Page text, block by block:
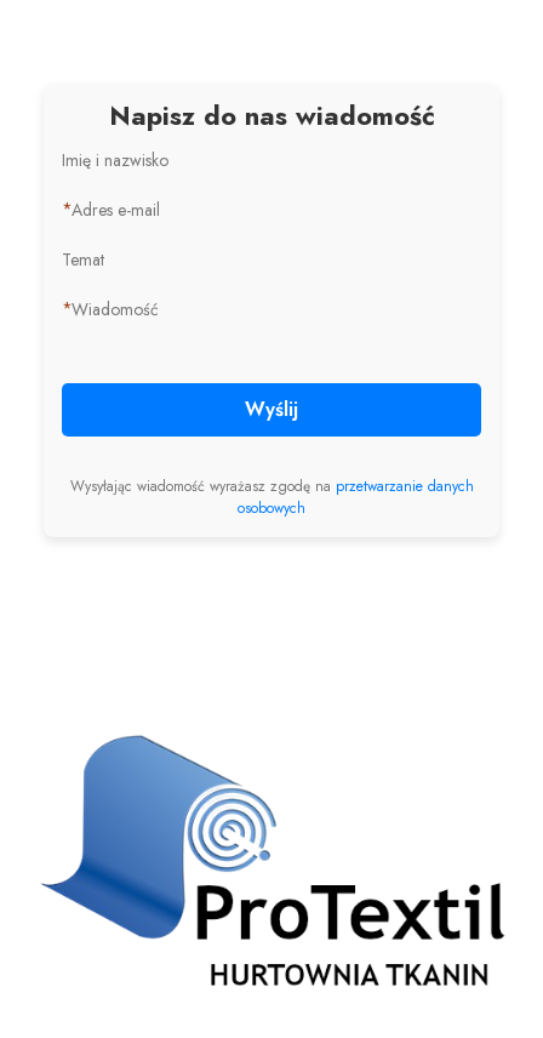
Napisz do nas wiadomość
Imię i nazwisko
*Adres e-mail
Temat
*Wiadomość
Wyślij
Wysyłając wiadomość wyrażasz zgodę na przetwarzanie danych
osobowych